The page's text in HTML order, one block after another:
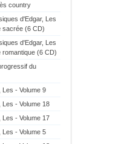
country
d'Edgar, Les
sacrée (6 CD)
d'Edgar, Les
romantique (6 CD)
du
Les - Volume 9
Les - Volume 18
Les - Volume 17
Les - Volume 5